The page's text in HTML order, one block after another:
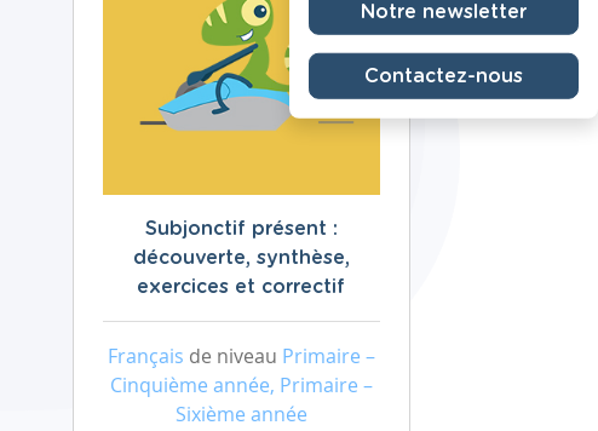
Subjonctif présent :
découverte, synthèse,
exercices et correctif
Français de niveau Primaire –
Cinquième année, Primaire –
Sixième année
Notre newsletter
Contactez-nous